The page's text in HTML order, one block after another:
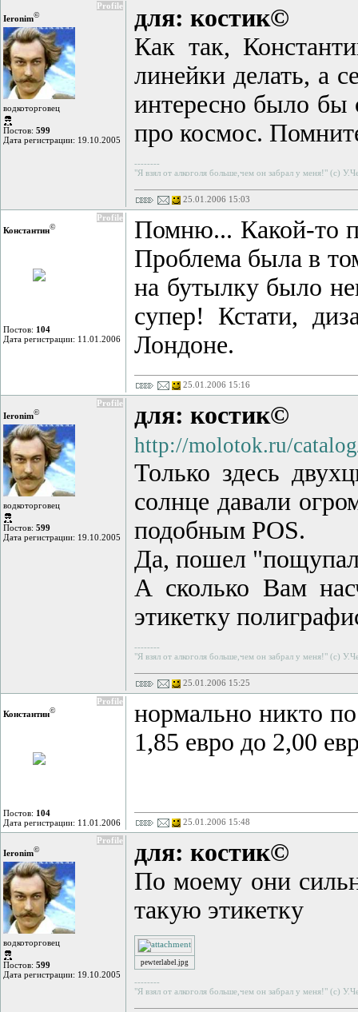
Profile
Ieronim©
водкоторговец
Постов: 599
Дата регистрации: 19.10.2005
для: костик©
Как так,
линейки делать, а
интересно было бы
про космос.
--------
"Я взял от алкоголя больше,чем он забрал у меня!" (с)
25.01.2006 15:03
Profile
Константин©
Постов: 104
Дата регистрации: 11.01.2006
Помню... Какой-то
Проблема была в
на бутылку было
супер! Кстати,
Лондоне.
25.01.2006 15:16
Profile
Ieronim©
водкоторговец
Постов: 599
Дата регистрации: 19.10.2005
для: костик©
http://molotok.ru/
Только здесь
солнце давали
подобным POS.
Да, пошел
А сколько Вам
этикетку
--------
"Я взял от алкоголя больше,чем он забрал у меня!" (с)
25.01.2006 15:25
Profile
Константин©
Постов: 104
Дата регистрации: 11.01.2006
нормально никто
1,85 евро до 2,00
25.01.2006 15:48
Profile
Ieronim©
водкоторговец
Постов: 599
Дата регистрации: 19.10.2005
для: костик©
По моему они
такую этикетку
pewterlabel.jpg
--------
"Я взял от алкоголя больше,чем он забрал у меня!" (с)